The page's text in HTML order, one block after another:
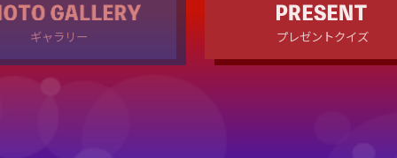
ギャラリー プレゼントクイズ